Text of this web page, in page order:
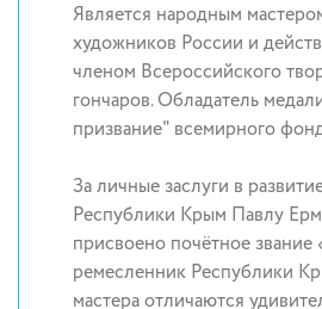
Является народным
художников России и
членом Всероссийского
гончаров. Обладатель
призвание" всемирного
За личные заслуги в
Республики Крым Павлу
присвоено почётное
ремесленник Республики
мастера отличаются